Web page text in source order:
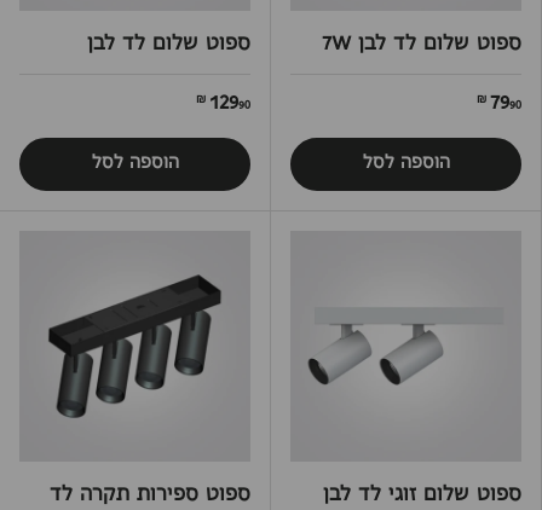
ספוט שלום לד לבן 7W
7990 ₪
הוספה לסל
ספוט שלום לד לבן
12990 ₪
הוספה לסל
ספוט שלום זוגי לד לבן ספוט ספירות תקרה לד